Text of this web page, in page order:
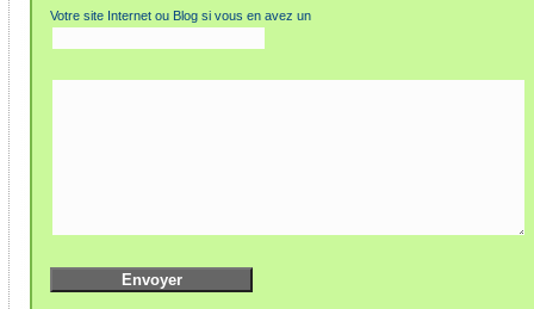
Votre site Internet ou Blog si vous en avez un